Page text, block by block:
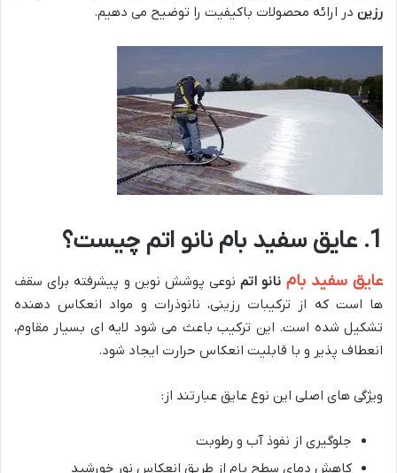
رزین در ارائه محصولات باکیفیت را توضیح می دهیم.
1. عایق سفید بام نانو اتم چیست؟
عایق سفید بام نانو اتمنوعی پوشش نوین و پیشرفته برای سقف
ها است که از ترکیبات رزینی، نانوذرات و مواد انعکاس دهنده
تشکیل شده است. این ترکیب باعث می شود لایه ای بسیار مقاوم،
انعطاف پذیر و با قابلیت انعکاس حرارت ایجاد شود.
ویژگی های اصلی این نوع عایق عبارتند از:
جلوگیری از نفوذ آب و رطوبت
کاهش دمای سطح بام از طریق انعکاس نور خورشید